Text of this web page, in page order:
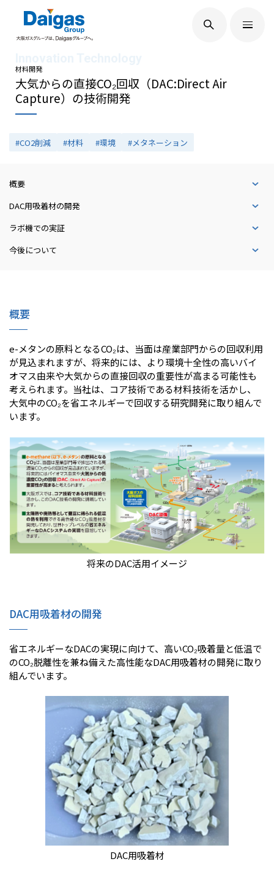
EN / JP
Daigasグループについて
Daigas STUDIO
技術開発
サステナビリティ
プレスリリース
ソーシャルメディア一覧
材料開発
大気からの直接CO₂回収（DAC:Direct Air
Capture）の技術開発
#CO2削減 #材料 #環境 #メタネーション
概要
DAC用吸着材の開発
ラボ機での実証
今後について
概要
e-メタンの原料となるCO₂は、当面は産業部門からの回収利用
が見込まれますが、将来的には、より環境十全性の高いバイ
オマス由来や大気からの直接回収の重要性が高まる可能性も
考えられます。当社は、コア技術である材料技術を活かし、
大気中のCO₂を省エネルギーで回収する研究開発に取り組んで
います。
将来のDAC活用イメージ
DAC用吸着材の開発
省エネルギーなDACの実現に向けて、高いCO₂吸着量と低温で
のCO₂脱離性を兼ね備えた高性能なDAC用吸着材の開発に取り
組んでいます。
DAC用吸着材